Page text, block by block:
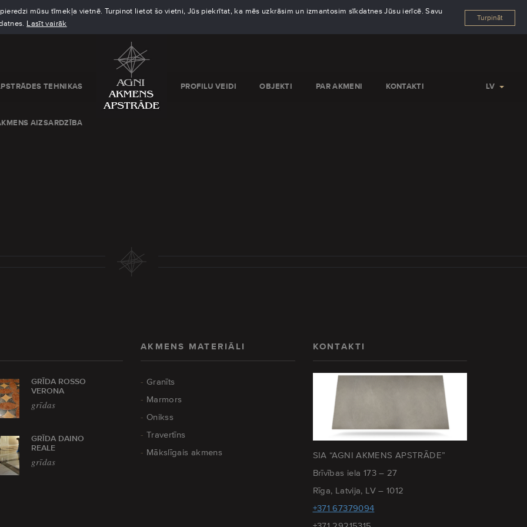
mūsu tīmekļa vietnē. Turpinot lietot šo vietni, Jūs piekrītat, ka mēs uzkrāsim un izmantosim sīkdatnes Jūsu ierīcē. Savu
Lasīt vairāk
Turpināt
TEHNIKAS
AIZSARDZĪBA
PROFILU VEIDI OBJEKTI PAR AKMENI KONTAKTI LV
GRĪDA ROSSO
VERONA
grīdas
GRĪDA DAINO
REALE
grīdas
AKMENS MATERIĀLI
Granīts
Marmors
Onikss
Travertīns
Mākslīgais akmens
KONTAKTI
SIA “AGNI AKMENS APSTRĀDE”
Brīvības iela 173 – 27
Rīga, Latvija, LV – 1012
+371 67379094